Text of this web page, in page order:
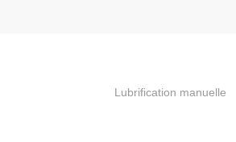
Lubrification manuelle